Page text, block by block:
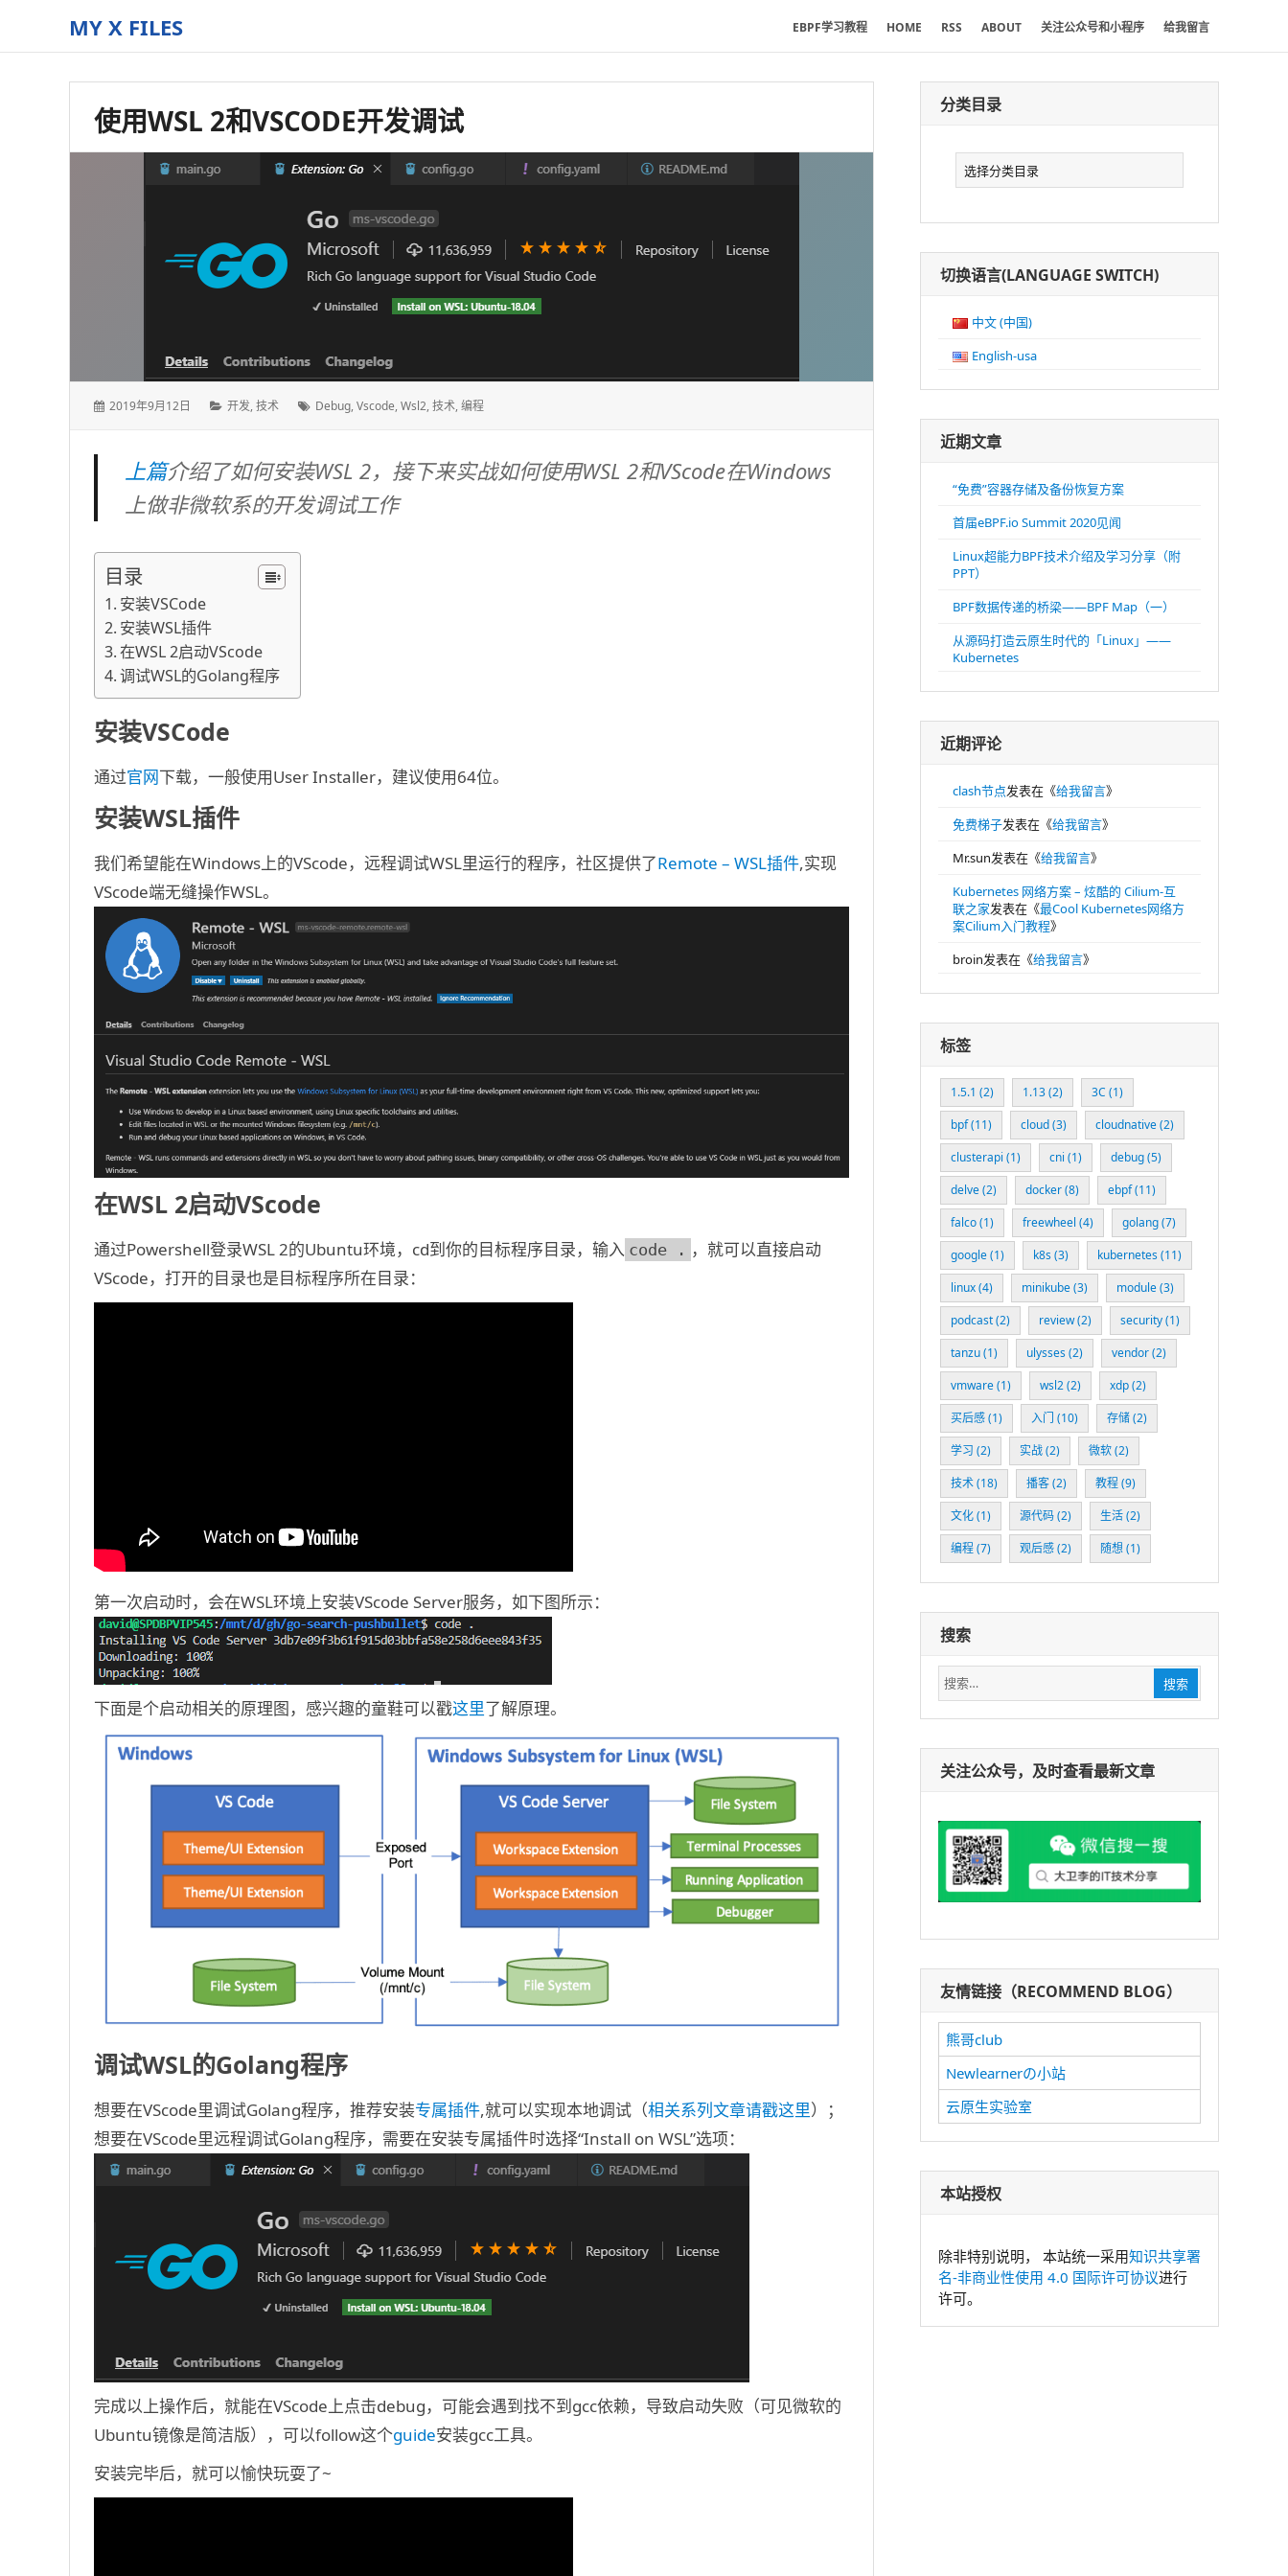
MY X FILES
The
truth
EBPF学习教程 HOME RSS ABOUT 关注公众号和小程序 给我留言
使用WSL 2和VSCODE开发调试
发
2019年9月12日
分
开发,技术
标
Debug,Vscode,Wsl2,技术,编程
上篇介绍了如何安装WSL 2，接下来实战如何使用WSL 2和VScode在Windows
上做非微软系的开发调试工作
目录
安装VSCode
安装WSL插件
在WSL 2启动VScode
调试WSL的Golang程序
安装VSCode
通过官网下载，一般使用User Installer，建议使用64位。
安装WSL插件
我们希望能在Windows上的VScode，远程调试WSL里运行的程序，社区提供了Remote – WSL插件,实现
VScode端无缝操作WSL。
在WSL 2启动VScode
通过Powershell登录WSL 2的Ubuntu环境，cd到你的目标程序目录，输入 code . ，就可以直接启动
VScode，打开的目录也是目标程序所在目录：
第一次启动时，会在WSL环境上安装VScode Server服务，如下图所示：
下面是个启动相关的原理图，感兴趣的童鞋可以戳这里了解原理。
调试WSL的Golang程序
想要在VScode里调试Golang程序，推荐安装专属插件,就可以实现本地调试（相关系列文章请戳这里）；
想要在VScode里远程调试Golang程序，需要在安装专属插件时选择“Install on WSL”选项：
完成以上操作后，就能在VScode上点击debug，可能会遇到找不到gcc依赖，导致启动失败（可见微软的
Ubuntu镜像是简洁版），可以follow这个guide安装gcc工具。
安装完毕后，就可以愉快玩耍了~
分类目录
切换语言(LANGUAGE SWITCH)
中文 (中国)
English-usa
近期文章
“免费”容器存储及备份恢复方案
首届eBPF.io Summit 2020见闻
Linux超能力BPF技术介绍及学习分享（附
PPT）
BPF数据传递的桥梁——BPF Map（一）
从源码打造云原生时代的「Linux」——
Kubernetes
近期评论
clash节点发表在《给我留言》
免费梯子发表在《给我留言》
Mr.sun发表在《给我留言》
Kubernetes 网络方案 – 炫酷的 Cilium-互
联之家发表在《最Cool Kubernetes网络方
案Cilium入门教程》
broin发表在《给我留言》
标签
1.5.1 (2) 1.13(2) 3C (1)
bpf(11) cloud(3) cloudnative(2)
clusterapi (1) cni (1) debug(5)
delve(2) docker(8) ebpf(11)
falco(1) freewheel (4) golang(7)
google(1) k8s(3) kubernetes(11)
linux(4) minikube(3) module(3)
podcast(2) review(2) security(1)
tanzu(1) ulysses(2) vendor(2)
vmware(1) wsl2(2) xdp(2)
买后感(1) 入门 (10) 存储(2)
学习 (2) 实战(2) 微软(2)
技术(18) 播客(2) 教程(9)
文化(1) 源代码(2) 生活(2)
编程(7) 观后感(2) 随想(1)
搜索
搜
索：
搜索
关注公众号，及时查看最新文章
友情链接（RECOMMEND BLOG）
熊哥club
Newlearnerの小站
云原生实验室
本站授权
除非特别说明， 本站统一采用知识共享署
名-非商业性使用 4.0 国际许可协议进行
许可。